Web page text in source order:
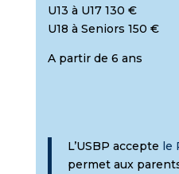
U13 à U17 130 €
U18 à Seniors 150 €
A partir de 6 ans
L’USBP accepte le
permet aux